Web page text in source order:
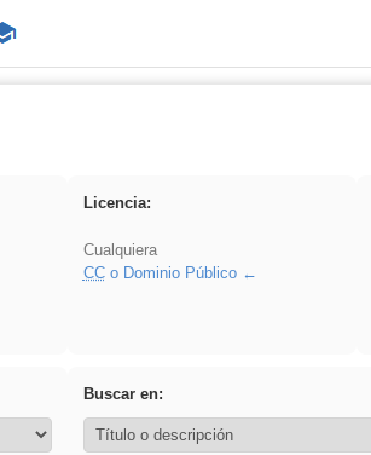
Licencia:
Cualquiera
CCo Dominio Público
Buscar en: